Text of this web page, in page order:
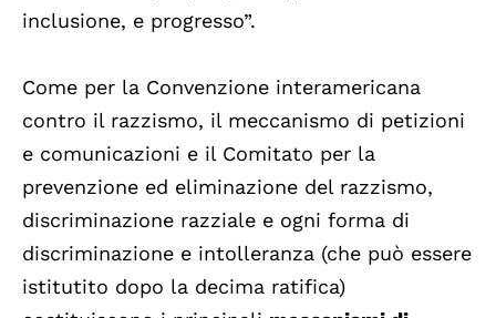
inclusione, e progresso”.
Come per la Convenzione interamericana
contro il razzismo, il meccanismo di petizioni
e comunicazioni e il Comitato per la
prevenzione ed eliminazione del razzismo,
discriminazione razziale e ogni forma di
discriminazione e intolleranza (che può essere
istitutito dopo la decima ratifica)